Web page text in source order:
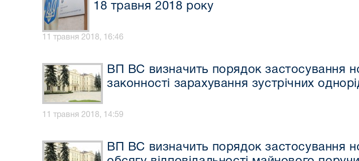
18 травня 2018 року
11 травня 2018, 16:46
ВП ВС визначить порядок застосування
законності зарахування зустрічних
11 травня 2018, 14:59
ВП ВС визначить порядок застосування